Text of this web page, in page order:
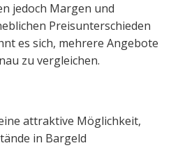
jedoch Margen und
Preisunterschieden
es sich, mehrere Angebote
zu vergleichen.
attraktive Möglichkeit,
in Bargeld